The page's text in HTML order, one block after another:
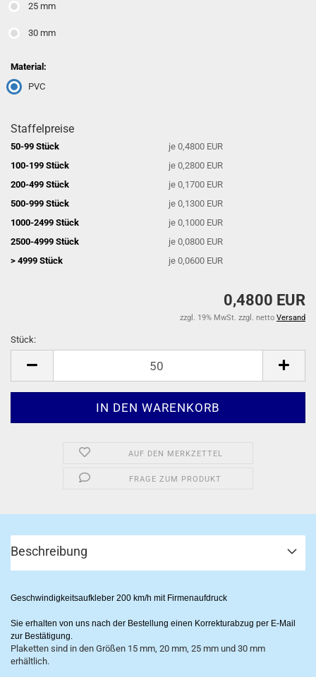
25 mm
30 mm
Material:
PVC
Staffelpreise
50-99 Stück
je 0,4800 EUR
100-199 Stück
je 0,2800 EUR
200-499 Stück
je 0,1700 EUR
500-999 Stück
je 0,1300 EUR
1000-2499 Stück
je 0,1000 EUR
2500-4999 Stück
je 0,0800 EUR
> 4999 Stück
je 0,0600 EUR
0,4800 EUR
zzgl. 19% MwSt. zzgl. netto Versand
Stück:
AUF DEN MERKZETTEL
FRAGE ZUM PRODUKT
Beschreibung
Geschwindigkeitsaufkleber 200 km/h mit Firmenaufdruck
Sie erhalten von uns nach der Bestellung einen Korrekturabzug per E-Mail
zur Bestätigung.
Plaketten sind in den Größen 15 mm, 20 mm, 25 mm und 30 mm
erhältlich.